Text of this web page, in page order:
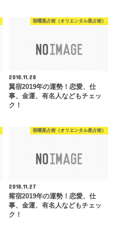
宿曜星占術（オリエンタル星占術）
2018.11.28
翼宿2019年の運勢！恋愛、仕
事、金運、有名人などもチェッ
ク！
宿曜星占術（オリエンタル星占術）
2018.11.27
觜宿2019年の運勢！恋愛、仕
事、金運、有名人などもチェッ
ク！